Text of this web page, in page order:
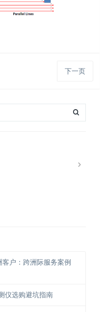
下一页
户：跨洲际服务案例
仪选购避坑指南